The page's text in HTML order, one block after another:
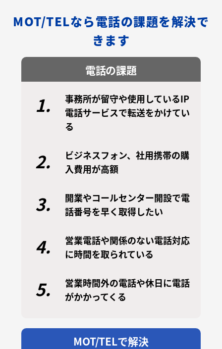
MOT/TELなら電話の課題を解決で
きます
電話の課題
1.
事務所が留守や使用しているIP
電話サービスで転送をかけてい
る
2.
ビジネスフォン、社用携帯の購
入費用が高額
3.
開業やコールセンター開設で電
話番号を早く取得したい
4.
営業電話や関係のない電話対応
に時間を取られている
5.
営業時間外の電話や休日に電話
がかかってくる
MOT/TELで解決